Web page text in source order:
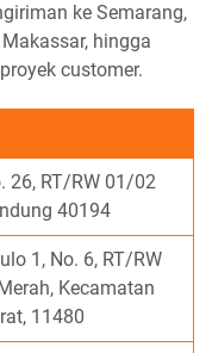
ke Semarang,
hingga
customer.
26, RT/RW 01/02
40194
1, No. 6, RT/RW
Kecamatan
11480